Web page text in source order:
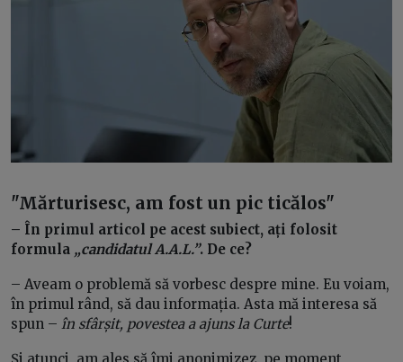
"Mărturisesc, am fost un pic ticălos"
– În primul articol pe acest subiect, ați folosit
formula „candidatul A.A.L.”. De ce?
– Aveam o problemă să vorbesc despre mine. Eu voiam,
în primul rând, să dau informația. Asta mă interesa să
spun – în sfârșit, povestea a ajuns la Curte!